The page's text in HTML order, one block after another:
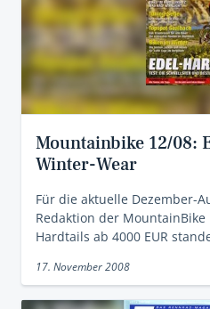
Mountainbike 12/08:
Winter-Wear
Für die aktuelle Dezember-
Redaktion der MountainBike
Hardtails ab 4000 EUR
17. November 2008